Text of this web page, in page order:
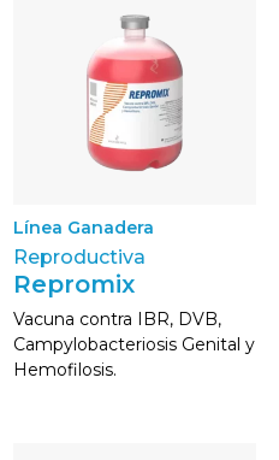
Línea Ganadera
Reproductiva
Repromix
Vacuna contra IBR, DVB,
Campylobacteriosis Genital y
Hemofilosis.